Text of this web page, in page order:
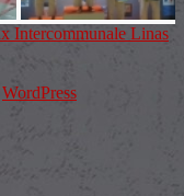
Intercommunale Linas
WordPress